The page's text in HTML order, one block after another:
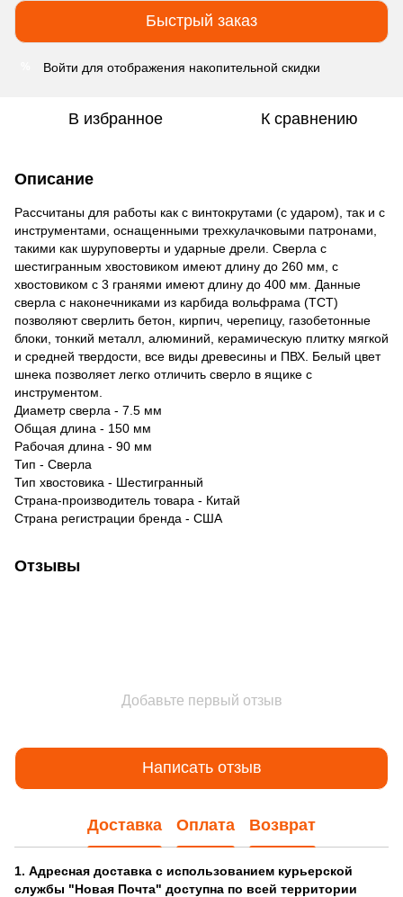
Быстрый заказ
Войти для отображения накопительной скидки
В избранное К сравнению
Описание
Рассчитаны для работы как с винтокрутами (с ударом), так и с
инструментами, оснащенными трехкулачковыми патронами,
такими как шуруповерты и ударные дрели. Сверла с
шестигранным хвостовиком имеют длину до 260 мм, с
хвостовиком с 3 гранями имеют длину до 400 мм. Данные
сверла с наконечниками из карбида вольфрама (TCT)
позволяют сверлить бетон, кирпич, черепицу, газобетонные
блоки, тонкий металл, алюминий, керамическую плитку мягкой
и средней твердости, все виды древесины и ПВХ. Белый цвет
шнека позволяет легко отличить сверло в ящике с
инструментом.
Диаметр сверла - 7.5 мм
Общая длина - 150 мм
Рабочая длина - 90 мм
Тип - Сверла
Тип хвостовика - Шестигранный
Страна-производитель товара - Китай
Страна регистрации бренда - США
Отзывы
Добавьте первый отзыв
Написать отзыв
Доставка Оплата Возврат
1. Адресная доставка с использованием курьерской
службы "Новая Почта" доступна по всей территории